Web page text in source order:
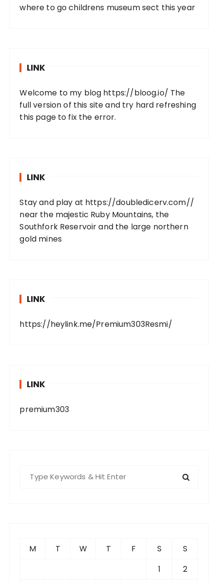
where to go childrens museum sect this year
LINK
Welcome to my blog https://bloog.io/ The
full version of this site and try hard refreshing
this page to fix the error.
LINK
Stay and play at https://doubledicerv.com//
near the majestic Ruby Mountains, the
Southfork Reservoir and the large northern
gold mines
LINK
https://heylink.me/Premium303Resmi/
LINK
premium303
M T W T F S
S
1
2